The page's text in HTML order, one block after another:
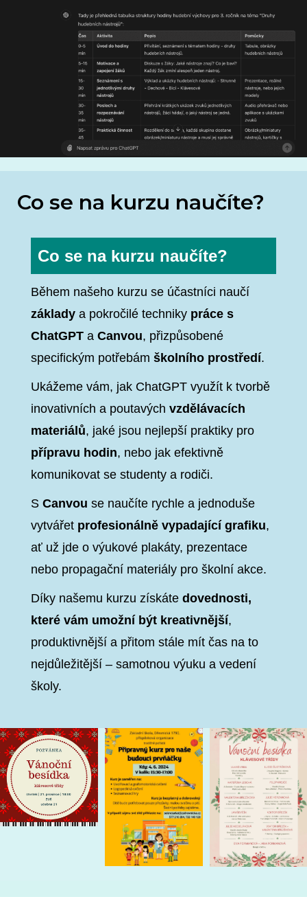
Co se na kurzu naučíte?
Co se na kurzu naučíte?
Během našeho kurzu se účastníci naučí
základy a pokročilé techniky práce s
ChatGPT a Canvou, přizpůsobené
specifickým potřebám školního prostředí.
Ukážeme vám, jak ChatGPT využít k tvorbě
inovativních a poutavých vzdělávacích
materiálů, jaké jsou nejlepší praktiky pro
přípravu hodin, nebo jak efektivně
komunikovat se studenty a rodiči.
S Canvou se naučíte rychle a jednoduše
vytvářet profesionálně vypadající grafiku,
ať už jde o výukové plakáty, prezentace
nebo propagační materiály pro školní akce.
Díky našemu kurzu získáte dovednosti,
které vám umožní být kreativnější,
produktivnější a přitom stále mít čas na to
nejdůležitější – samotnou výuku a vedení
školy.